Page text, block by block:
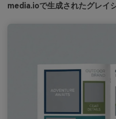
media.ioで生成されたグレイ